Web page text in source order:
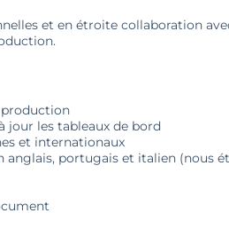
et en étroite collaboration
production
jour les tableaux de bord
et internationaux
portugais et italien (nous